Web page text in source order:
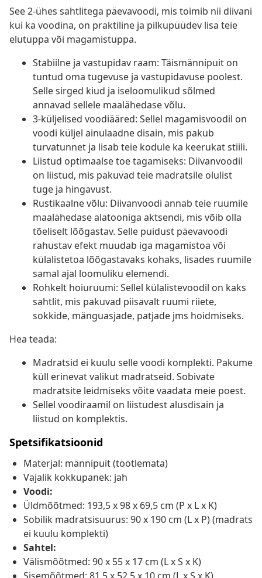
See 2-ühes sahtlitega päevavoodi, mis toimib nii diivani
kui ka voodina, on praktiline ja pilkupüüdev lisa teie
elutuppa või magamistuppa.
Stabiilne ja vastupidav raam: Täismännipuit on
tuntud oma tugevuse ja vastupidavuse poolest.
Selle sirged kiud ja iseloomulikud sõlmed
annavad sellele maalähedase võlu.
3-küljelised voodiääred: Sellel magamisvoodil on
voodi küljel ainulaadne disain, mis pakub
turvatunnet ja lisab teie kodule ka keerukat stiili.
Liistud optimaalse toe tagamiseks: Diivanvoodil
on liistud, mis pakuvad teie madratsile olulist
tuge ja hingavust.
Rustikaalne võlu: Diivanvoodi annab teie ruumile
maalähedase alatooniga aktsendi, mis võib olla
tõeliselt lõõgastav. Selle puidust päevavoodi
rahustav efekt muudab iga magamistoa või
külalistetoa lõõgastavaks kohaks, lisades ruumile
samal ajal loomuliku elemendi.
Rohkelt hoiuruumi: Sellel külalistevoodil on kaks
sahtlit, mis pakuvad piisavalt ruumi riiete,
sokkide, mänguasjade, patjade jms hoidmiseks.
Hea teada:
Madratsid ei kuulu selle voodi komplekti. Pakume
küll erinevat valikut madratseid. Sobivate
madratsite leidmiseks võite vaadata meie poest.
Sellel voodiraamil on liistudest alusdisain ja
liistud on komplektis.
Spetsifikatsioonid
Materjal: männipuit (töötlemata)
Vajalik kokkupanek: jah
Voodi:
Üldmõõtmed: 193,5 x 98 x 69,5 cm (P x L x K)
Sobilik madratsisuurus: 90 x 190 cm (L x P) (madrats
ei kuulu komplekti)
Sahtel:
Välismõõtmed: 90 x 55 x 17 cm (L x S x K)